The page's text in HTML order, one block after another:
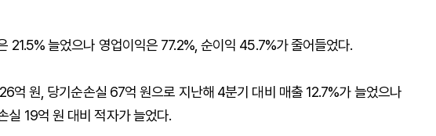
21.5% 늘었으나 영업이익은 77.2%, 순이익 45.7%가 줄어들었다.
억 원, 당기순손실 67억 원으로 지난해 4분기 대비 매출 12.7%가 늘었으나
실 19억 원 대비 적자가 늘었다.